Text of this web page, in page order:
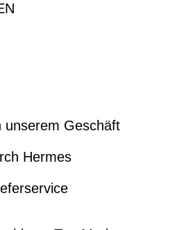
unserem Geschäft
Hermes